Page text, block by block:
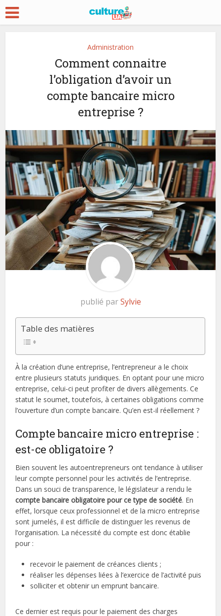
Administration
Comment connaitre
l’obligation d’avoir un
compte bancaire micro
entreprise ?
publié parSylvie
Table des matières
À la création d’une entreprise, l’entrepreneur a le choix
entre plusieurs statuts juridiques. En optant pour une micro
entreprise, celui-ci peut profiter de divers allègements. Ce
statut le soumet, toutefois, à certaines obligations comme
l’ouverture d’un compte bancaire. Qu’en est-il réellement ?
Compte bancaire micro entreprise :
est-ce obligatoire ?
Bien souvent les autoentrepreneurs ont tendance à utiliser
leur compte personnel pour les activités de l’entreprise.
Dans un souci de transparence, le législateur a rendu le
compte bancaire obligatoire pour ce type de société. En
effet, lorsque ceux professionnel et de la micro entreprise
sont jumelés, il est difficile de distinguer les revenus de
l’organisation. La nécessité du compte est donc établie
pour :
recevoir le paiement de créances clients ;
réaliser les dépenses liées à l’exercice de l’activité puis
solliciter et obtenir un emprunt bancaire.
Ce dernier est requis pour le paiement des charges